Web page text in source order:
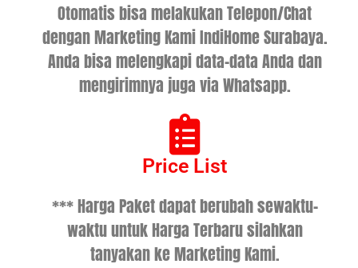
Otomatis bisa melakukan Telepon/Chat
dengan Marketing Kami IndiHome Surabaya.
Anda bisa melengkapi data-data Anda dan
mengirimnya juga via Whatsapp.
Price List
*** Harga Paket dapat berubah sewaktu-
waktu untuk Harga Terbaru silahkan
tanyakan ke Marketing Kami.